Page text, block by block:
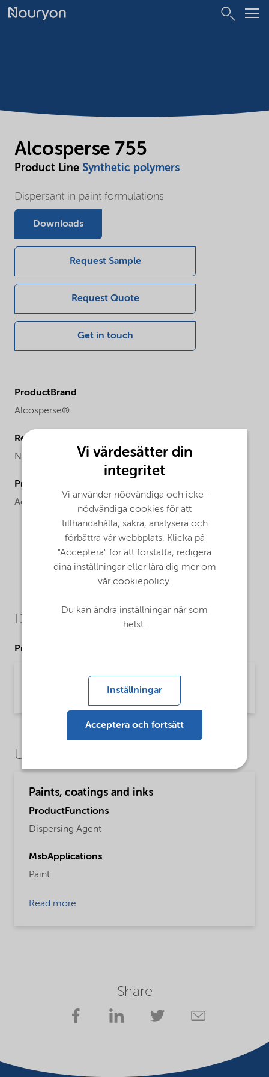
Alcosperse 755
Product Line Synthetic polymers
Dispersant in paint formulations
Downloads
Request Sample
Request Quote
Get in touch
ProductBrand
Alcosperse®
Regional availability
North America
ProductChemicalsName
Acrylate Copolymer
Downloads
Product Data Sheets
PDS Alcosperse 755 - na (English)
Product Data Sheet | application/pdf (31,3 KB) | English
Use Cases
Paints, coatings and inks
ProductFunctions
Dispersing Agent
MsbApplications
Paint
Read more
Share
Vi värdesätter din
integritet
Vi använder nödvändiga och icke-
nödvändiga cookies för att
tillhandahålla, säkra, analysera och
förbättra vår webbplats. Klicka på
"Acceptera" för att forstätta, redigera
dina inställningar eller lära dig mer om
vår cookiepolicy.
Du kan ändra inställningar när som
helst.
Inställningar
Acceptera och fortsätt